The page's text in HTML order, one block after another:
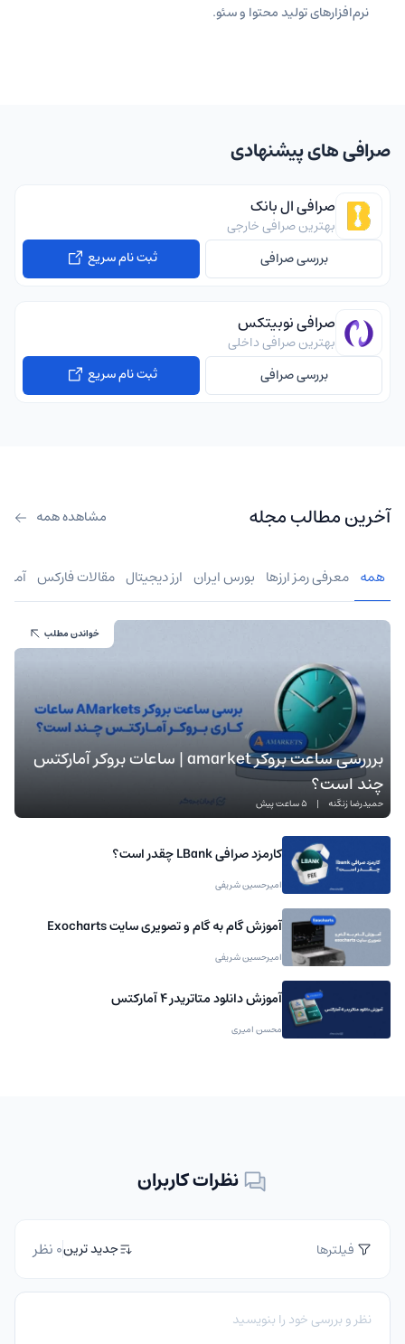
نرم‌افزارهای تولید محتوا و سئو.
صرافی های پیشنهادی
صرافی ال بانک
بهترین صرافی خارجی
بررسی صرافی
ثبت نام سریع
صرافی نوبیتکس
بهترین صرافی داخلی
بررسی صرافی
ثبت نام سریع
آخرین مطالب مجله مشاهده همه
همه معرفی رمز ارزها بورس ایران ارز دیجیتال مقالات فارکس
برررسی ساعت بروکر amarket | ساعات بروکر آمارکتس
چند است؟
حمیدرضا زنگنه | 5 ساعت پیش
خواندن مطلب
کارمزد صرافی LBank چقدر است؟
امیرحسین شریفی
آموزش گام به گام و تصویری سایت Exocharts
امیرحسین شریفی
آموزش دانلود متاتریدر 4 آمارکتس
محسن امیری
نظرات کاربران
فیلترها جدید ترین0 نظر